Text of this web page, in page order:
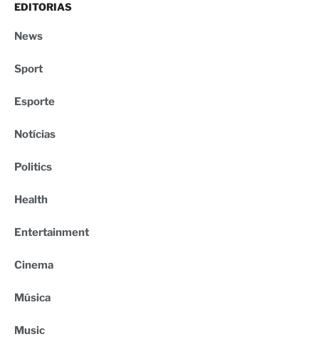
EDITORIAS
News
Sport
Esporte
Notícias
Politics
Health
Entertainment
Cinema
Música
Music